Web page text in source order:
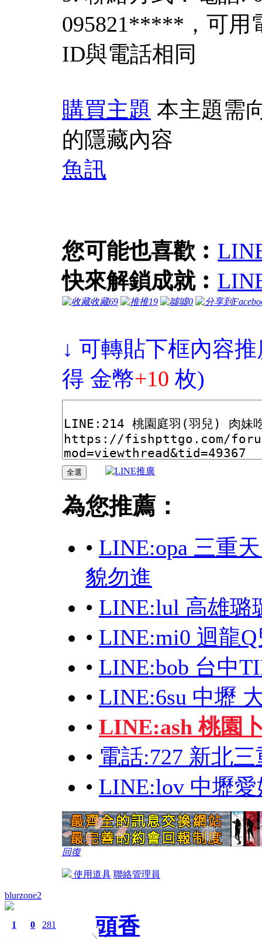
095821*****，可用
ID與電話相同
購買主題 本主題需
的隱藏內容
魚訊
您可能也喜歡︰
快來解鎖成就︰
收藏69 推19 噓0
↓ 可轉貼下框內容
得 金幣+10 枚)
為您推薦：
• LINE:opa 三重
貌勿進
• LINE:lul 高雄璐
• LINE:mi0 迴龍
• LINE:bob 台中
• LINE:6su 中壢
• LINE:ash 桃園
• 電話:727 新北
• LINE:lov 中壢愛
回復
使用道具 聯絡管理員
blurzone2
1 0 281
頭香